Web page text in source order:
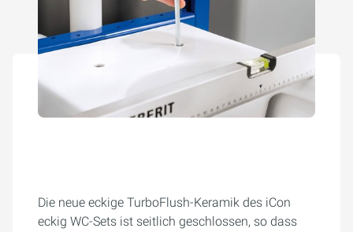
Die neue eckige TurboFlush-Keramik des iCon
eckig WC-Sets ist seitlich geschlossen, so dass